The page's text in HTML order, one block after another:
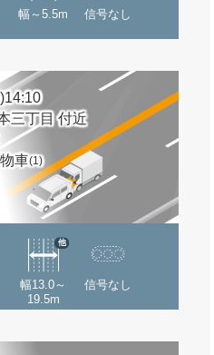
幅～5.5m 信号なし
三丁目 付近
車(1)
幅13.0～
19.5m
他
信号なし